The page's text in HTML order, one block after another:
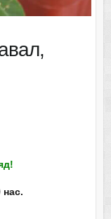
нас.